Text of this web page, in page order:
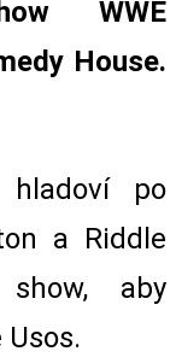
WWE
House.
po
a Riddle
aby